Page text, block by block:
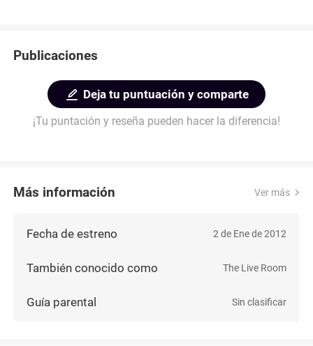
Publicaciones
Deja tu puntuación y comparte
¡Tu puntación y reseña pueden hacer la diferencia!
Más información Ver más
Fecha de estreno 2 de Ene de 2012
También conocido como The Live Room
Guía parental Sin clasificar